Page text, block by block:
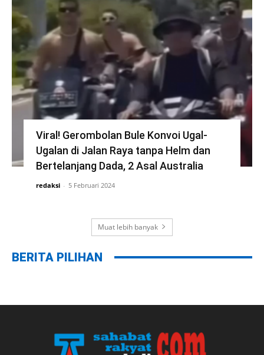
Viral! Gerombolan Bule Konvoi Ugal-
Ugalan di Jalan Raya tanpa Helm dan
Bertelanjang Dada, 2 Asal Australia
redaksi - 5 Februari 2024
Muat lebih banyak
BERITA PILIHAN